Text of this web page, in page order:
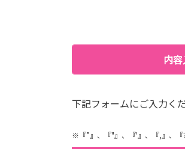
内
下記フォームにご入力く
※『”』、『"』、『'』、『,』、『